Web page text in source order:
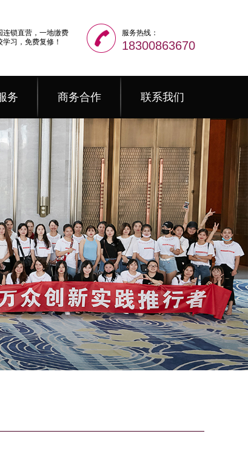
连锁直营，一地缴费
学习，免费复修！
服务热线：
18300863670
务 商务合作 联系我们